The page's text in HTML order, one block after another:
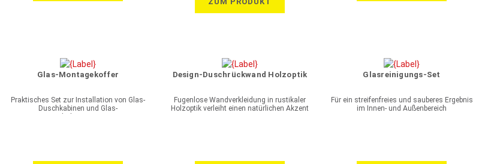
Oberflächen zur Wahl
Glas-Montagekoffer
Praktisches Set zur Installation von Glas-
Duschkabinen und Glas-
Design-Duschrückwand Holzoptik
Fugenlose Wandverkleidung in rustikaler
Holzoptik verleiht einen natürlichen Akzent
Glasreinigungs-Set
Für ein streifenfreies und sauberes Ergebnis
im Innen- und Außenbereich